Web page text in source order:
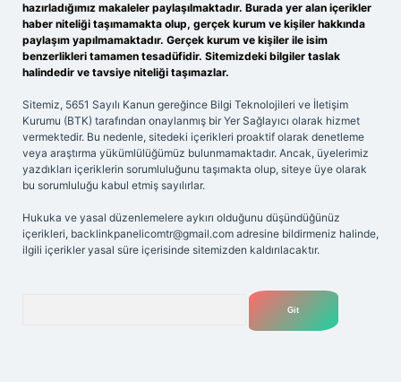
hazırladığımız makaleler paylaşılmaktadır. Burada yer alan içerikler
haber niteliği taşımamakta olup, gerçek kurum ve kişiler hakkında
paylaşım yapılmamaktadır. Gerçek kurum ve kişiler ile isim
benzerlikleri tamamen tesadüfidir. Sitemizdeki bilgiler taslak
halindedir ve tavsiye niteliği taşımazlar.
Sitemiz, 5651 Sayılı Kanun gereğince Bilgi Teknolojileri ve İletişim
Kurumu (BTK) tarafından onaylanmış bir Yer Sağlayıcı olarak hizmet
vermektedir. Bu nedenle, sitedeki içerikleri proaktif olarak denetleme
veya araştırma yükümlülüğümüz bulunmamaktadır. Ancak, üyelerimiz
yazdıkları içeriklerin sorumluluğunu taşımakta olup, siteye üye olarak
bu sorumluluğu kabul etmiş sayılırlar.
Hukuka ve yasal düzenlemelere aykırı olduğunu düşündüğünüz
içerikleri, backlinkpanelicomtr@gmail.com adresine bildirmeniz halinde,
ilgili içerikler yasal süre içerisinde sitemizden kaldırılacaktır.